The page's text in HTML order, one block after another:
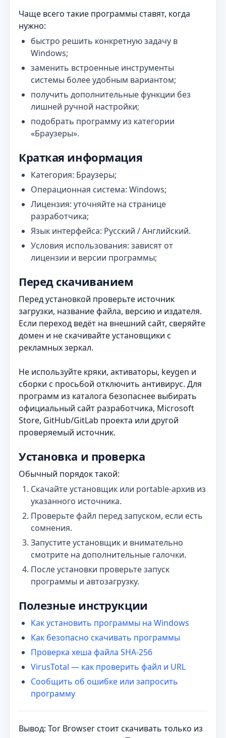
Чаще всего такие программы ставят, когда
нужно:
быстро решить конкретную задачу в
Windows;
заменить встроенные инструменты
системы более удобным вариантом;
получить дополнительные функции без
лишней ручной настройки;
подобрать программу из категории
«Браузеры».
Краткая информация
Категория: Браузеры;
Операционная система: Windows;
Лицензия: уточняйте на странице
разработчика;
Язык интерфейса: Русский / Английский.
Условия использования: зависят от
лицензии и версии программы;
Перед скачиванием
Перед установкой проверьте источник
загрузки, название файла, версию и издателя.
Если переход ведёт на внешний сайт, сверяйте
домен и не скачивайте установщики с
рекламных зеркал.
Не используйте кряки, активаторы, keygen и
сборки с просьбой отключить антивирус. Для
программ из каталога безопаснее выбирать
официальный сайт разработчика, Microsoft
Store, GitHub/GitLab проекта или другой
проверяемый источник.
Установка и проверка
Обычный порядок такой:
Скачайте установщик или portable-архив из
указанного источника.
Проверьте файл перед запуском, если есть
сомнения.
Запустите установщик и внимательно
смотрите на дополнительные галочки.
После установки проверьте запуск
программы и автозагрузку.
Полезные инструкции
Как установить программы на Windows
Как безопасно скачивать программы
Проверка хеша файла SHA-256
VirusTotal — как проверить файл и URL
Сообщить об ошибке или запросить
программу
Вывод: Tor Browser стоит скачивать только из